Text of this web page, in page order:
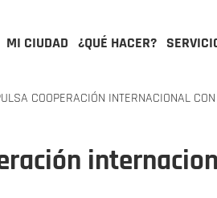
MI CIUDAD ¿QUÉ HACER?
COOPERACIÓN INTERNACIONAL